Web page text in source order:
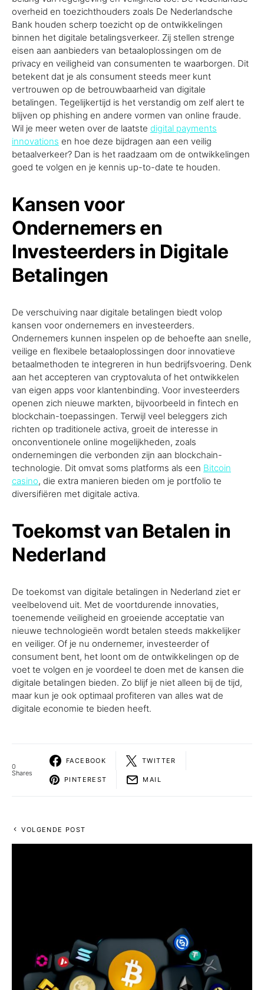
overheid en toezichthouders zoals De Nederlandsche
Bank houden scherp toezicht op de ontwikkelingen
binnen het digitale betalingsverkeer. Zij stellen strenge
eisen aan aanbieders van betaaloplossingen om de
privacy en veiligheid van consumenten te waarborgen. Dit
betekent dat je als consument steeds meer kunt
vertrouwen op de betrouwbaarheid van digitale
betalingen. Tegelijkertijd is het verstandig om zelf alert te
blijven op phishing en andere vormen van online fraude.
Wil je meer weten over de laatste digital payments
innovations en hoe deze bijdragen aan een veilig
betaalverkeer? Dan is het raadzaam om de ontwikkelingen
goed te volgen en je kennis up-to-date te houden.
Kansen voor
Ondernemers en
Investeerders in Digitale
Betalingen
De verschuiving naar digitale betalingen biedt volop
kansen voor ondernemers en investeerders.
Ondernemers kunnen inspelen op de behoefte aan snelle,
veilige en flexibele betaaloplossingen door innovatieve
betaalmethoden te integreren in hun bedrijfsvoering. Denk
aan het accepteren van cryptovaluta of het ontwikkelen
van eigen apps voor klantenbinding. Voor investeerders
openen zich nieuwe markten, bijvoorbeeld in fintech en
blockchain-toepassingen. Terwijl veel beleggers zich
richten op traditionele activa, groeit de interesse in
onconventionele online mogelijkheden, zoals
ondernemingen die verbonden zijn aan blockchain-
technologie. Dit omvat soms platforms als een Bitcoin
casino, die extra manieren bieden om je portfolio te
diversifiëren met digitale activa.
Toekomst van Betalen in
Nederland
De toekomst van digitale betalingen in Nederland ziet er
veelbelovend uit. Met de voortdurende innovaties,
toenemende veiligheid en groeiende acceptatie van
nieuwe technologieën wordt betalen steeds makkelijker
en veiliger. Of je nu ondernemer, investeerder of
consument bent, het loont om de ontwikkelingen op de
voet te volgen en je voordeel te doen met de kansen die
digitale betalingen bieden. Zo blijf je niet alleen bij de tijd,
maar kun je ook optimaal profiteren van alles wat de
digitale economie te bieden heeft.
0
Shares
FACEBOOK TWITTER
PINTEREST MAIL
VOLGENDE POST